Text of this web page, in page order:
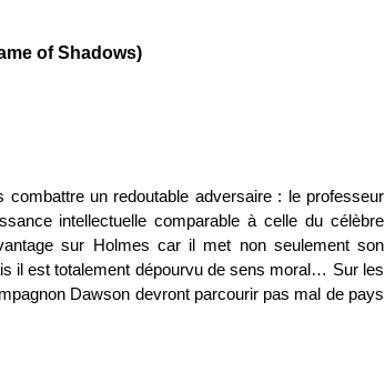
of Shadows)
un redoutable adversaire : le professeur
intellectuelle comparable à celle du célèbre
sur Holmes car il met non seulement son
il est totalement dépourvu de sens moral… Sur les
Dawson devront parcourir pas mal de pays